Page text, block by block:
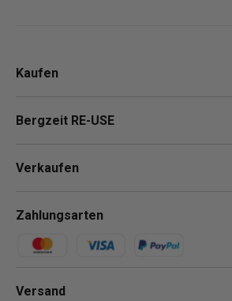
Kaufen
Bergzeit RE-USE
Verkaufen
Zahlungsarten
Zahlungsmethoden
Versand